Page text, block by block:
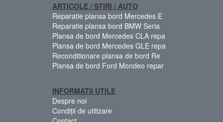
ARTICOLE / STIRI / AUTO
Reparatie plansa bord Mercedes E
Reparatie plansa bord BMW Seria
Plansa de bord Mercedes CLA repa
Plansa de bord Mercedes GLE repa
Reconditionare plansa de bord Re
Plansa de bord Ford Mondeo repar
INFORMATII UTILE
Despre noi
Condiții de utilizare